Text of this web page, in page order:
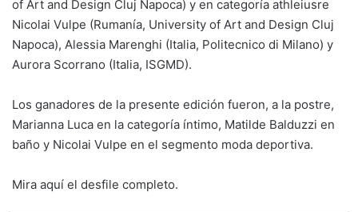
of Art and Design Cluj Napoca) y en categoría athleiusre
Nicolai Vulpe (Rumanía, University of Art and Design Cluj
Napoca), Alessia Marenghi (Italia, Politecnico di Milano) y
Aurora Scorrano (Italia, ISGMD).
Los ganadores de la presente edición fueron, a la postre,
Marianna Luca en la categoría íntimo, Matilde Balduzzi en
baño y Nicolai Vulpe en el segmento moda deportiva.
Mira aquí el desfile completo.